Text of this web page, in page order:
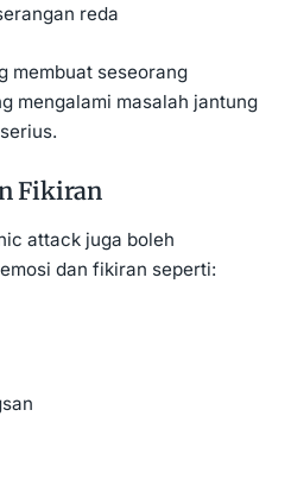
reda
membuat seseorang
mengalami masalah jantung
Fikiran
attack juga boleh
dan fikiran seperti: